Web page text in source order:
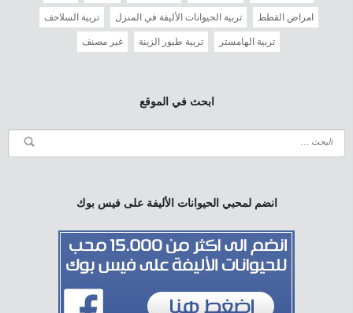
امراض القطط تربية الحيوانات الأليفة في المنزل تربية السلاحف
تربية الهامستر تربية طيور الزينة غير مصنف
ابحث في الموقع
انضم لمحبي الحيوانات الأليفة على فيس بوك